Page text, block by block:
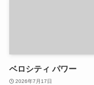
ベロシティ パワー
2026年7月17日